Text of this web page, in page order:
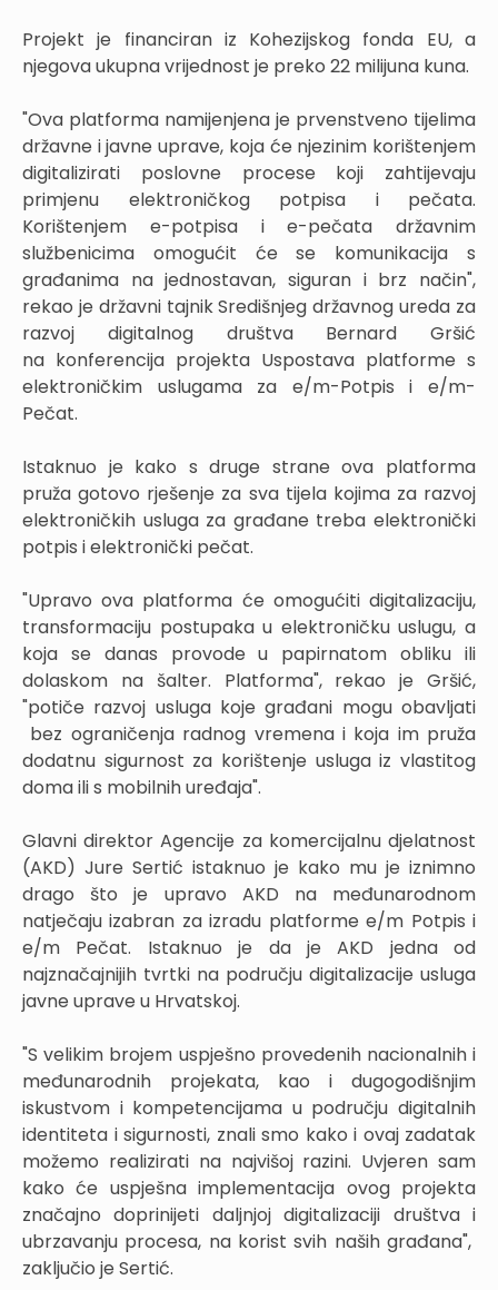
Projekt je financiran iz Kohezijskog fonda EU, a
njegova ukupna vrijednost je preko 22 milijuna kuna.
"Ova platforma namijenjena je prvenstveno tijelima
državne i javne uprave, koja će njezinim korištenjem
digitalizirati poslovne procese koji zahtijevaju
primjenu elektroničkog potpisa i pečata.
Korištenjem e-potpisa i e-pečata državnim
službenicima omogućit će se komunikacija s
građanima na jednostavan, siguran i brz način",
rekao je državni tajnik Središnjeg državnog ureda za
razvoj digitalnog društva Bernard Gršić
na konferencija projekta Uspostava platforme s
elektroničkim uslugama za e/m-Potpis i e/m-
Pečat.
Istaknuo je kako s druge strane ova platforma
pruža gotovo rješenje za sva tijela kojima za razvoj
elektroničkih usluga za građane treba elektronički
potpis i elektronički pečat.
"Upravo ova platforma će omogućiti digitalizaciju,
transformaciju postupaka u elektroničku uslugu, a
koja se danas provode u papirnatom obliku ili
dolaskom na šalter. Platforma", rekao je Gršić,
"potiče razvoj usluga koje građani mogu obavljati
bez ograničenja radnog vremena i koja im pruža
dodatnu sigurnost za korištenje usluga iz vlastitog
doma ili s mobilnih uređaja".
Glavni direktor Agencije za komercijalnu djelatnost
(AKD) Jure Sertić istaknuo je kako mu je iznimno
drago što je upravo AKD na međunarodnom
natječaju izabran za izradu platforme e/m Potpis i
e/m Pečat. Istaknuo je da je AKD jedna od
najznačajnijih tvrtki na području digitalizacije usluga
javne uprave u Hrvatskoj.
"S velikim brojem uspješno provedenih nacionalnih i
međunarodnih projekata, kao i dugogodišnjim
iskustvom i kompetencijama u području digitalnih
identiteta i sigurnosti, znali smo kako i ovaj zadatak
možemo realizirati na najvišoj razini. Uvjeren sam
kako će uspješna implementacija ovog projekta
značajno doprinijeti daljnjoj digitalizaciji društva i
ubrzavanju procesa, na korist svih naših građana",
zaključio je Sertić.